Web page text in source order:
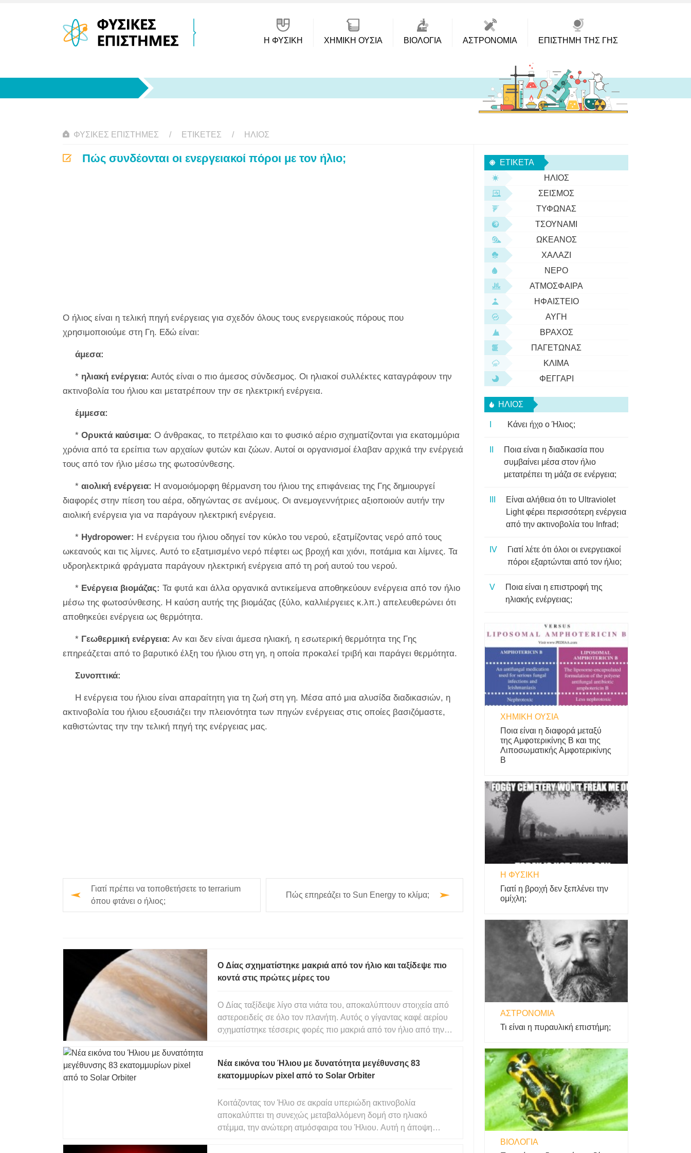
Η ΦΥΣΙΚΗ ΧΗΜΙΚΉ ΟΥΣΊΑ ΒΙΟΛΟΓΊΑ ΑΣΤΡΟΝΟΜΊΑ ΕΠΙΣΤΉΜΗ ΤΗΣ ΓΗΣ
ΦΥΣΙΚΈΣ ΕΠΙΣΤΉΜΕΣ ΕΤΙΚΈΤΕΣ ΉΛΙΟΣ
Πώς συνδέονται οι ενεργειακοί πόροι με τον ήλιο;
Ο ήλιος είναι η τελική πηγή ενέργειας για σχεδόν όλους τους ενεργειακούς πόρους που
χρησιμοποιούμε στη Γη. Εδώ είναι:
άμεσα:
* ηλιακή ενέργεια: Αυτός είναι ο πιο άμεσος σύνδεσμος. Οι ηλιακοί συλλέκτες καταγράφουν την
ακτινοβολία του ήλιου και μετατρέπουν την σε ηλεκτρική ενέργεια.
έμμεσα:
* Ορυκτά καύσιμα: Ο άνθρακας, το πετρέλαιο και το φυσικό αέριο σχηματίζονται για εκατομμύρια
χρόνια από τα ερείπια των αρχαίων φυτών και ζώων. Αυτοί οι οργανισμοί έλαβαν αρχικά την ενέργειά
τους από τον ήλιο μέσω της φωτοσύνθεσης.
* αιολική ενέργεια: Η ανομοιόμορφη θέρμανση του ήλιου της επιφάνειας της Γης δημιουργεί
διαφορές στην πίεση του αέρα, οδηγώντας σε ανέμους. Οι ανεμογεννήτριες αξιοποιούν αυτήν την
αιολική ενέργεια για να παράγουν ηλεκτρική ενέργεια.
* Hydropower: Η ενέργεια του ήλιου οδηγεί τον κύκλο του νερού, εξατμίζοντας νερό από τους
ωκεανούς και τις λίμνες. Αυτό το εξατμισμένο νερό πέφτει ως βροχή και χιόνι, ποτάμια και λίμνες. Τα
υδροηλεκτρικά φράγματα παράγουν ηλεκτρική ενέργεια από τη ροή αυτού του νερού.
* Ενέργεια βιομάζας: Τα φυτά και άλλα οργανικά αντικείμενα αποθηκεύουν ενέργεια από τον ήλιο
μέσω της φωτοσύνθεσης. Η καύση αυτής της βιομάζας (ξύλο, καλλιέργειες κ.λπ.) απελευθερώνει ότι
αποθηκεύει ενέργεια ως θερμότητα.
* Γεωθερμική ενέργεια: Αν και δεν είναι άμεσα ηλιακή, η εσωτερική θερμότητα της Γης
επηρεάζεται από το βαρυτικό έλξη του ήλιου στη γη, η οποία προκαλεί τριβή και παράγει θερμότητα.
Συνοπτικά:
Η ενέργεια του ήλιου είναι απαραίτητη για τη ζωή στη γη. Μέσα από μια αλυσίδα διαδικασιών, η
ακτινοβολία του ήλιου εξουσιάζει την πλειονότητα των πηγών ενέργειας στις οποίες βασιζόμαστε,
καθιστώντας την την τελική πηγή της ενέργειας μας.
Γιατί πρέπει να τοποθετήσετε το terrarium
όπου φτάνει ο ήλιος;
Πώς επηρεάζει το Sun Energy το κλίμα;
Ο Δίας σχηματίστηκε μακριά από τον ήλιο και ταξίδεψε πιο
κοντά στις πρώτες μέρες του
Ο Δίας ταξίδεψε λίγο στα νιάτα του, αποκαλύπτουν στοιχεία από
αστεροειδείς σε όλο τον πλανήτη. Αυτός ο γίγαντας καφέ αερίου
σχηματίστηκε τέσσερις φορές πιο μακριά από τον ήλιο από την
Νέα εικόνα του Ήλιου με δυνατότητα μεγέθυνσης 83
εκατομμυρίων pixel από το Solar Orbiter
Κοιτάζοντας τον Ήλιο σε ακραία υπεριώδη ακτινοβολία
αποκαλύπτει τη συνεχώς μεταβαλλόμενη δομή στο ηλιακό
στέμμα, την ανώτερη ατμόσφαιρα του Ήλιου. Αυτή η άποψη
ΕΤΙΚΈΤΑ
ΉΛΙΟΣ
ΣΕΙΣΜΌΣ
ΤΥΦΏΝΑΣ
ΤΣΟΥΝΆΜΙ
ΩΚΕΑΝΌΣ
ΧΑΛΆΖΙ
ΝΕΡΌ
ΑΤΜΌΣΦΑΙΡΑ
ΗΦΑΊΣΤΕΙΟ
ΑΥΓΉ
ΒΡΆΧΟΣ
ΠΑΓΕΤΏΝΑΣ
ΚΛΊΜΑ
ΦΕΓΓΆΡΙ
ΉΛΙΟΣ
Κάνει ήχο ο Ήλιος;
Ποια είναι η διαδικασία που
συμβαίνει μέσα στον ήλιο
μετατρέπει τη μάζα σε ενέργεια;
Είναι αλήθεια ότι το Ultraviolet
Light φέρει περισσότερη ενέργεια
από την ακτινοβολία του Infrad;
Γιατί λέτε ότι όλοι οι ενεργειακοί
πόροι εξαρτώνται από τον ήλιο;
Ποια είναι η επιστροφή της
ηλιακής ενέργειας;
ΧΗΜΙΚΉ ΟΥΣΊΑ
Ποια είναι η διαφορά μεταξύ
της Αμφοτερικίνης Β και της
Λιποσωματικής Αμφοτερικίνης
Β
Η ΦΥΣΙΚΗ
Γιατί η βροχή δεν ξεπλένει την
ομίχλη;
ΑΣΤΡΟΝΟΜΊΑ
Τι είναι η πυραυλική επιστήμη;
ΒΙΟΛΟΓΊΑ